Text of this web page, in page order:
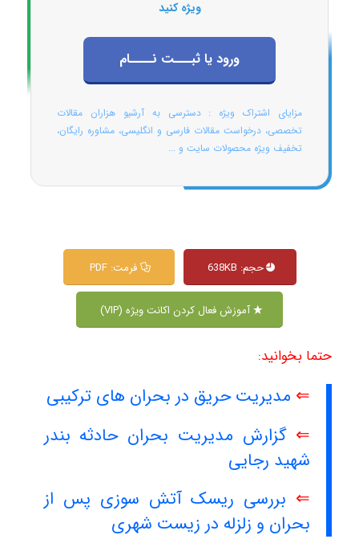
ویژه کنید
ورود یا ثبـــت نــــام
مزایای اشتراک ویژه : دسترسی به آرشیو هزاران مقالات
تخصصی، درخواست مقالات فارسی و انگلیسی، مشاوره رایگان،
تخفیف ویژه محصولات سایت و ...
حجم: 638KB فرمت: PDF
آموزش فعال کردن اکانت ویژه (VIP)
حتما بخوانید:
⇐ مدیریت حریق در بحران های ترکیبی
⇐گزارش⁩ مدیریت بحران حادثه بندر
شهید رجایی
⇐ بررسی ریسک آتش سوزی پس از
بحران و زلزله در زیست شهری